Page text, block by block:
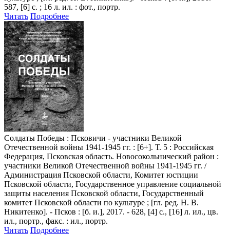
587, [6] с. ; 16 л. ил. : фот., портр.
Читать Подробнее
Солдаты Победы : Псковичи - участники Великой
Отечественной войны 1941-1945 гг. : [6+]. Т. 5 : Российская
Федерация, Псковская область. Новосокольнический район :
участники Великой Отечественной войны 1941-1945 гг. /
Администрация Псковской области, Комитет юстиции
Псковской области, Государственное управление социальной
защиты населения Псковской области, Государственный
комитет Псковской области по культуре ; [гл. ред. Н. В.
Никитенко]. - Псков : [б. и.], 2017. - 628, [4] с., [16] л. ил., цв.
ил., портр., факс. : ил., портр.
Читать Подробнее